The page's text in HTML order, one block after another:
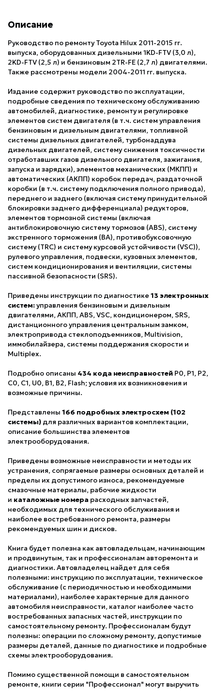
Описание
Руководство по ремонту Toyota Hilux 2011-2015 гг.
выпуска, оборудованных дизельными 1KD-FTV (3,0 л),
2KD-FTV (2,5 л) и бензиновым 2TR-FE (2,7 л) двигателями.
Также рассмотрены модели 2004-2011 гг. выпуска.
Издание содержит руководство по эксплуатации,
подробные сведения по техническому обслуживанию
автомобилей, диагностике, ремонту и регулировке
элементов систем двигателя (в т.ч. систем управления
бензиновым и дизельным двигателями, топливной
системы дизельных двигателей, турбонаддува
дизельных двигателей, систему снижения токсичности
отработавших газов дизельного двигателя, зажигания,
запуска и зарядки), элементов механических (МКПП) и
автоматических (АКПП) коробок передач, раздаточной
коробки (в т.ч. систему подключения полного привода),
переднего и заднего (включая систему принудительной
блокировки заднего дифференциала) редукторов,
элементов тормозной системы (включая
антиблокировочную систему тормозов (ABS), систему
экстренного торможения (ВА), противобуксовочную
систему (TRC) и систему курсовой устойчивости (VSC)),
рулевого управления, подвески, кузовных элементов,
систем кондиционирования и вентиляции, системы
пассивной безопасности (SRS).
Приведены инструкции по диагностике 13 электронных
систем:управления бензиновым и дизельным
двигателями, АКПП, ABS, VSC, кондиционером, SRS,
дистанционного управления центральным замком,
электропривода стеклоподъемников, Multivision,
иммобилайзера, системы поддержания скорости и
Multiplex.
Подробно описаны 434 кода неисправностей P0, P1, Р2,
C0, С1, U0, В1, В2, Flash; условия их возникновения и
возможные причины.
Представлены 166 подробных электросхем (102
системы) для различных вариантов комплектации,
описание большинства элементов
электрооборудования.
Приведены возможные неисправности и методы их
устранения, сопрягаемые размеры основных деталей и
пределы их допустимого износа, рекомендуемые
смазочные материалы, рабочие жидкости
и каталожные номера расходных запчастей,
необходимых для технического обслуживания и
наиболее востребованного ремонта, размеры
рекомендуемых шин и дисков.
Книга будет полезна как автовладельцам, начинающим
и продвинутым, так и профессионалам авторемонта и
диагностики. Автовладелец найдет для себя
полезными: инструкцию по эксплуатации, техническое
обслуживание (с периодичностью и необходимыми
материалами), наиболее характерные для данного
автомобиля неисправности, каталог наиболее часто
востребованных запасных частей, инструкции по
самостоятельному ремонту. Профессионалам будут
полезны: операции по сложному ремонту, допустимые
размеры деталей, данные по диагностике и подробные
схемы электрооборудования.
Помимо существенной помощи в самостоятельном
ремонте, книги серии "Профессионал" могут выручить